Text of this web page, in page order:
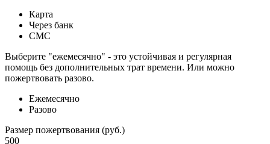
Карта
Через банк
СМС
Выберите "ежемесячно" - это устойчивая и регулярная
помощь без дополнительных трат времени. Или можно
пожертвовать разово.
Ежемесячно
Разово
Размер пожертвования (руб.)
500